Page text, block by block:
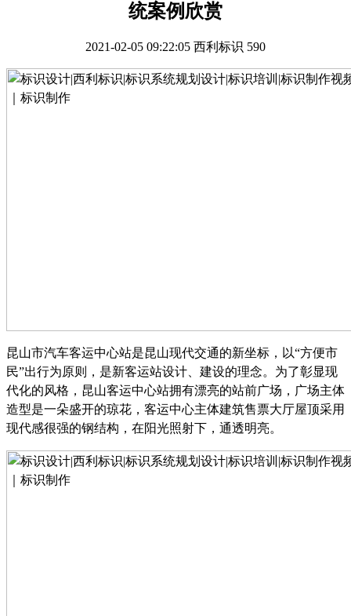
统案例欣赏
2021-02-05 09:22:05 西利标识 590
昆山市汽车客运中心站是昆山现代交通的新坐标，以“方便市
民”出行为原则，是新客运站设计、建设的理念。为了彰显现
代化的风格，昆山客运中心站拥有漂亮的站前广场，广场主体
造型是一朵盛开的琼花，客运中心主体建筑售票大厅屋顶采用
现代感很强的钢结构，在阳光照射下，通透明亮。